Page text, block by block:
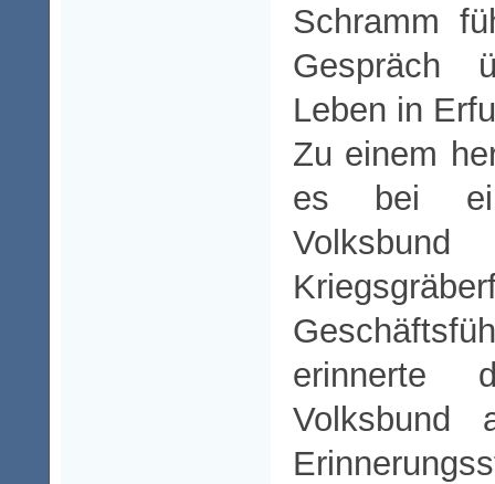
Schramm
Gespräch
Leben in
Zu einem
es bei
erinnerte
Volksbund